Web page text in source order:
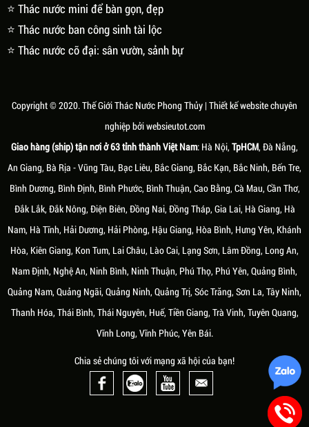
⭐ Thác nước mini để bàn gọn, đẹp
⭐ Thác nước ban công sinh tài lộc
⭐ Thác nước cỡ đại: sân vườn, sảnh bự
Copyright © 2020.Thế Giới Thác Nước Phong Thủy | Thiết kế website chuyên
nghiệp bởiwebsieutot.com
Giao hàng (ship) tận nơi ở 63 tỉnh thành Việt Nam: Hà Nội, TpHCM, Đà Nẵng,
An Giang, Bà Rịa - Vũng Tàu, Bạc Liêu, Bắc Giang, Bắc Kạn, Bắc Ninh, Bến Tre,
Bình Dương, Bình Định, Bình Phước, Bình Thuận, Cao Bằng, Cà Mau, Cần Thơ,
Đắk Lắk, Đắk Nông, Điện Biên, Đồng Nai, Đồng Tháp, Gia Lai, Hà Giang, Hà
Nam, Hà Tĩnh, Hải Dương, Hải Phòng, Hậu Giang, Hòa Bình, Hưng Yên, Khánh
Hòa, Kiên Giang, Kon Tum, Lai Châu, Lào Cai, Lạng Sơn, Lâm Đồng, Long An,
Nam Định, Nghệ An, Ninh Bình, Ninh Thuận, Phú Thọ, Phú Yên, Quảng Bình,
Quảng Nam, Quảng Ngãi, Quảng Ninh, Quảng Trị, Sóc Trăng, Sơn La, Tây Ninh,
Thanh Hóa, Thái Bình, Thái Nguyên, Huế, Tiền Giang, Trà Vinh, Tuyên Quang,
Vĩnh Long, Vĩnh Phúc, Yên Bái.
Chia sẻ chúng tôi với mạng xã hội của bạn!